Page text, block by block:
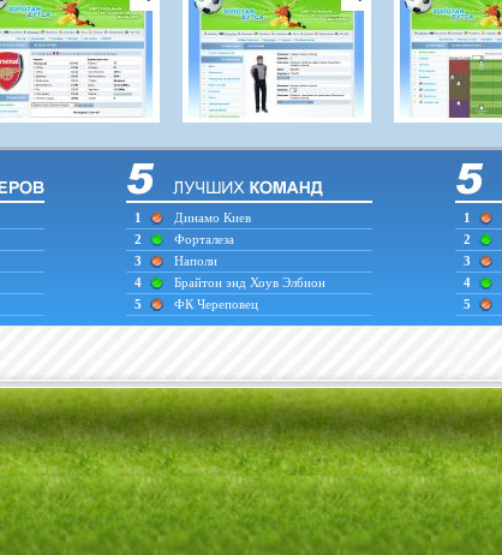
1
Динамо Киев
2
Форталеза
3
Наполи
4
Брайтон энд Хоув Элбион
5
ФК Череповец
1
2
3
4
5